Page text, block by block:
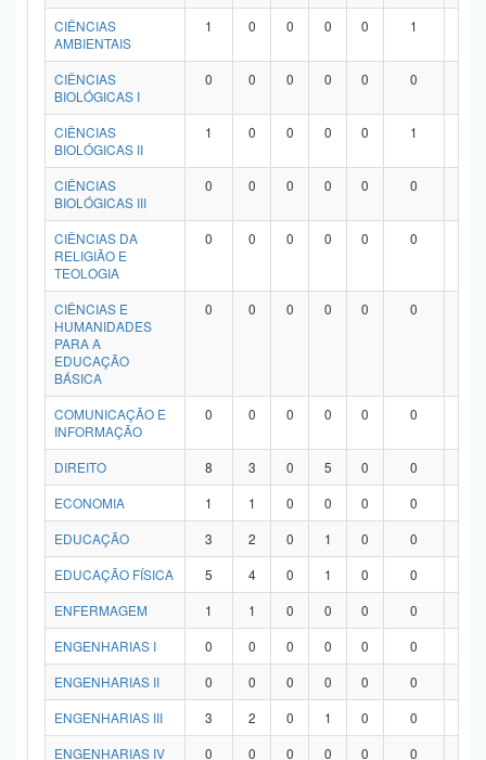
CIÊNCIAS
AMBIENTAIS
1 0 0 0 0 1
CIÊNCIAS
BIOLÓGICAS I
0 0 0 0 0 0
CIÊNCIAS
BIOLÓGICAS II
1 0 0 0 0 1
CIÊNCIAS
BIOLÓGICAS III
0 0 0 0 0 0
CIÊNCIAS DA
RELIGIÃO E
TEOLOGIA
0 0 0 0 0 0
CIÊNCIAS E
HUMANIDADES
PARA A
EDUCAÇÃO
BÁSICA
0 0 0 0 0 0
COMUNICAÇÃO E
INFORMAÇÃO
0 0 0 0 0 0
DIREITO 8 3 0 5 0 0
ECONOMIA
1 1 0 0 0 0
EDUCAÇÃO
3 2 0 1 0 0
EDUCAÇÃO FÍSICA
5 4 0 1 0 0
ENFERMAGEM
1 1 0 0 0 0
ENGENHARIAS I
0 0 0 0 0 0
ENGENHARIAS II
0 0 0 0 0 0
ENGENHARIAS III
3 2 0 1 0 0
ENGENHARIAS IV
0 0 0 0 0 0